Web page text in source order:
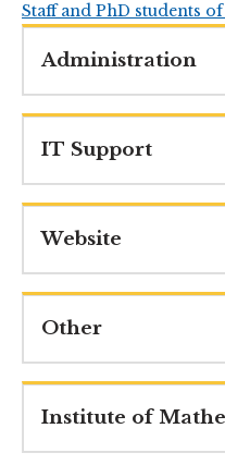
Staff and PhD students
Administration
IT Support
Website
Other
Institute of